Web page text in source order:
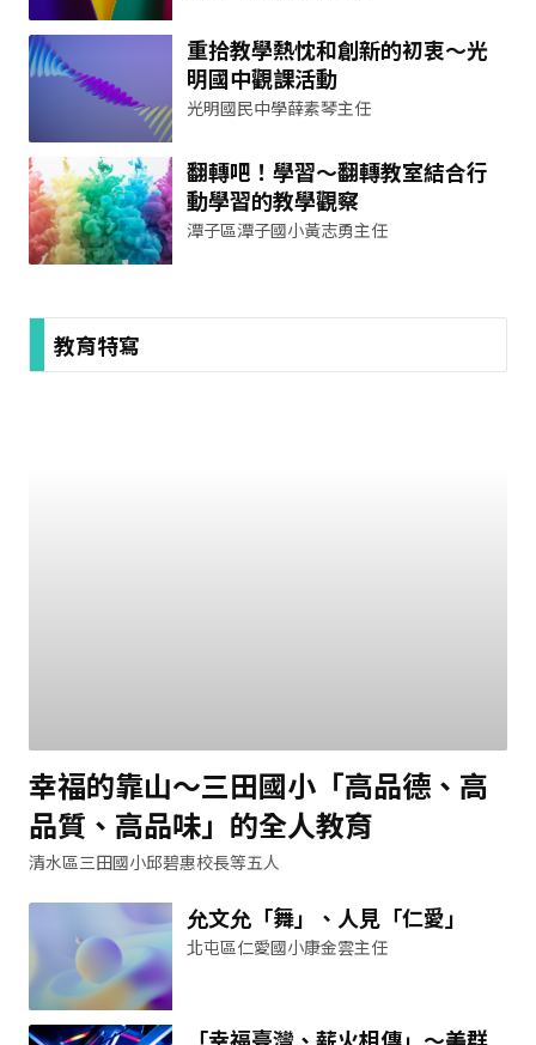
重拾教學熱忱和創新的初衷～光
明國中觀課活動
光明國民中學薛素琴主任
翻轉吧！學習～翻轉教室結合行
動學習的教學觀察
潭子區潭子國小黃志勇主任
教育特寫
幸福的靠山～三田國小「高品德、高
品質、高品味」的全人教育
清水區三田國小邱碧惠校長等五人
允文允「舞」、人見「仁愛」
北屯區仁愛國小康金雲主任